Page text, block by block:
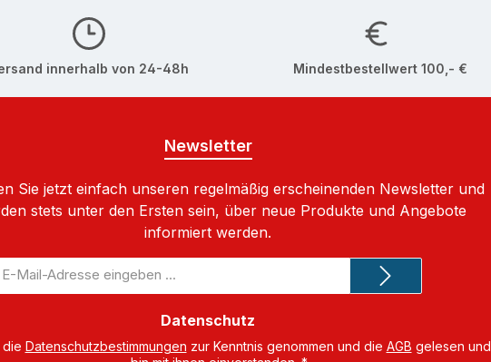
innerhalb von 24-48h Mindestbestellwert 100,- €
Newsletter
Sie jetzt einfach unseren regelmäßig erscheinenden Newsletter und
stets unter den Ersten sein, über neue Produkte und Angebote
informiert werden.
Mail-
Datenschutz
die Datenschutzbestimmungen zur Kenntnis genommen und die AGB gelesen und